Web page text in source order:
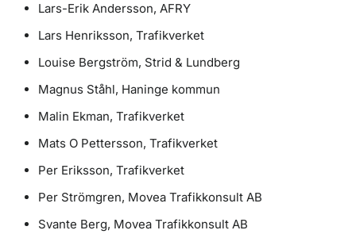
Lars-Erik Andersson, AFRY
Lars Henriksson, Trafikverket
Louise Bergström, Strid & Lundberg
Magnus Ståhl, Haninge kommun
Malin Ekman, Trafikverket
Mats O Pettersson, Trafikverket
Per Eriksson, Trafikverket
Per Strömgren, Movea Trafikkonsult AB
Svante Berg, Movea Trafikkonsult AB